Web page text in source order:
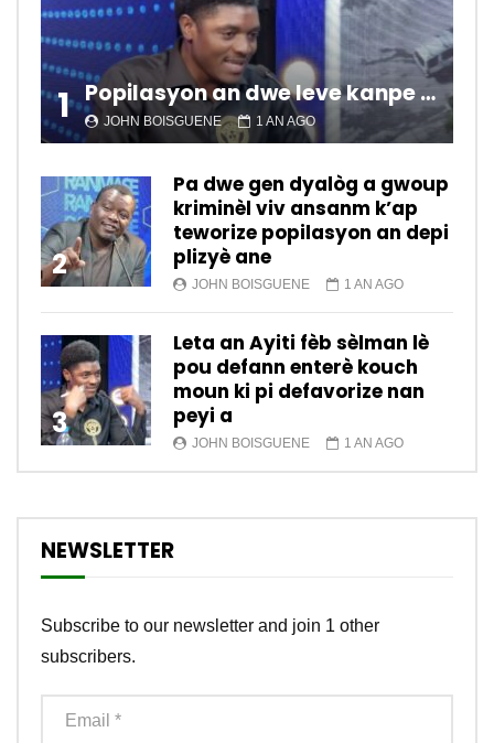
1 Popilasyon an dwe leve kanpe pou chanje sitiyasyon kawotik l’ap viv nan peyi a.
JOHN BOISGUENE 1 AN AGO
2
Pa dwe gen dyalòg a gwoup
kriminèl viv ansanm k’ap
teworize popilasyon an depi
plizyè ane
JOHN BOISGUENE 1 AN AGO
3
Leta an Ayiti fèb sèlman lè
pou defann enterè kouch
moun ki pi defavorize nan
peyi a
JOHN BOISGUENE 1 AN AGO
NEWSLETTER
Subscribe to our newsletter and join 1 other
subscribers.